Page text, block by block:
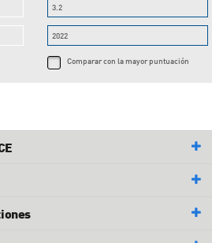
3.2
2022
Comparar con la mayor puntuación